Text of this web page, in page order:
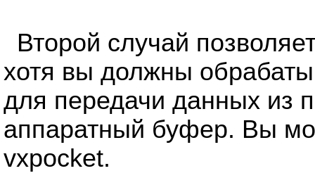
Второй случай
хотя вы должны
для передачи данных из
аппаратный буфер. Вы
vxpocket.